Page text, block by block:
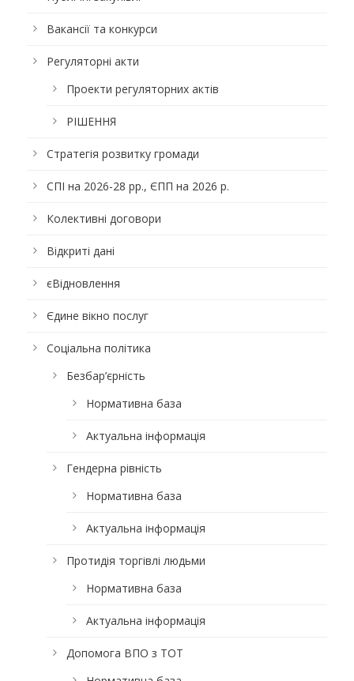
Вакансії та конкурси
Регуляторні акти
Проекти регуляторних актів
РІШЕННЯ
Стратегія розвитку громади
СПІ на 2026-28 рр., ЄПП на 2026 р.
Колективні договори
Відкриті дані
єВідновлення
Єдине вікно послуг
Соціальна політика
Безбар’єрність
Нормативна база
Актуальна інформація
Гендерна рівність
Нормативна база
Актуальна інформація
Протидія торгівлі людьми
Нормативна база
Актуальна інформація
Допомога ВПО з ТОТ